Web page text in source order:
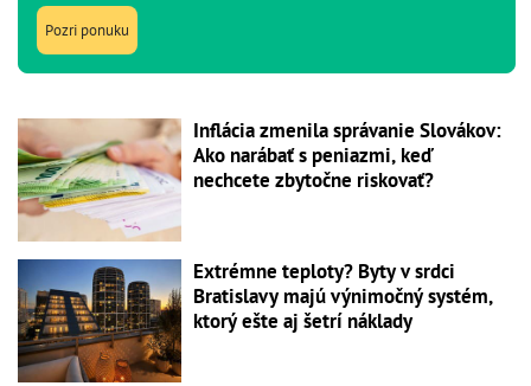
Pozri ponuku
Inflácia zmenila správanie Slovákov:
Ako narábať s peniazmi, keď
nechcete zbytočne riskovať?
Extrémne teploty? Byty v srdci
Bratislavy majú výnimočný systém,
ktorý ešte aj šetrí náklady